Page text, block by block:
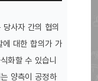
사자 간의 협의
에 대한 합의가 가
화할 수 있습니
양측이 공정하